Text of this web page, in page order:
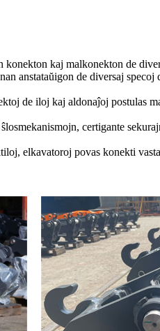
kaj malkonekton de
anstataŭigon de diversaj
de iloj kaj aldonaĵoj postulas
certigante
elkavatoroj povas konekti